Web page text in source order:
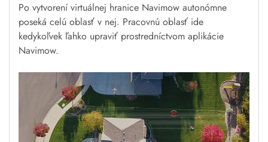
Po vytvorení virtuálnej hranice Navimow autonómne
poseká celú oblasť v nej. Pracovnú oblasť ide
kedykoľvek ľahko upraviť prostredníctvom aplikácie
Navimow.